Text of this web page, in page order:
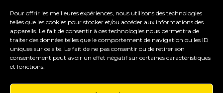
Pour offrir les meilleures expériences, nous utilisons des technologies
telles que les cookies pour stocker et/ou accéder aux informations des
appareils. Le fait de consentir à ces technologies nous permettra de
traiter des données telles que le comportement de navigation ou les ID
uniques sur ce site. Le fait de ne pas consentir ou de retirer son
consentement peut avoir un effet négatif sur certaines caractéristiques
et fonctions.